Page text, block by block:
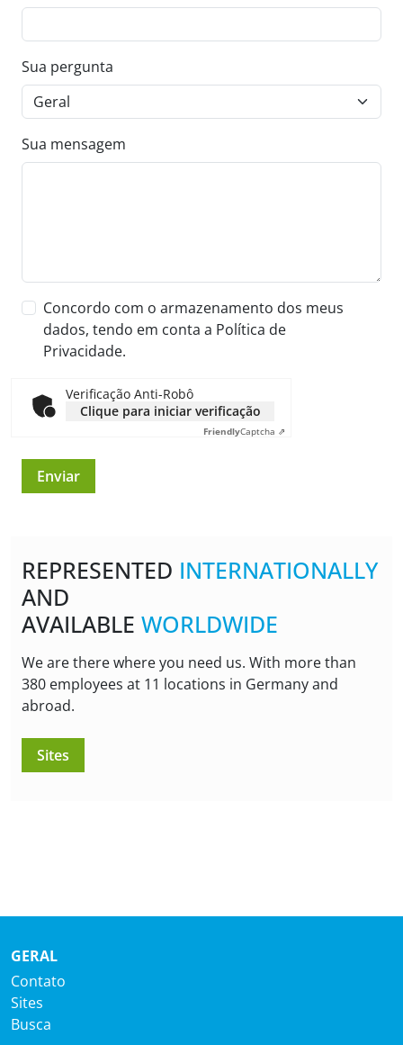
Sua pergunta
Sua mensagem
Concordo com o armazenamento dos meus
dados, tendo em conta a Política de
Privacidade.
Verificação Anti-Robô
Clique para iniciar verificação
FriendlyCaptcha ⇗
REPRESENTED INTERNATIONALLY
AND
AVAILABLE WORLDWIDE
We are there where you need us. With more than
380 employees at 11 locations in Germany and
abroad.
Sites
GERAL
Contato
Sites
Busca